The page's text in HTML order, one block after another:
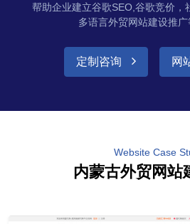
帮助企业建立谷歌SEO,谷歌竞价，
多语言外贸网站建设推
定制咨询 网
Website Case
内蒙古外贸网站